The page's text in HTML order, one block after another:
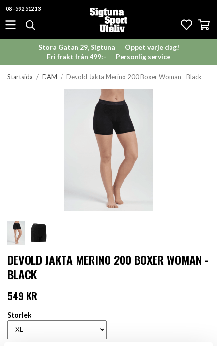
08 - 592 512 13
Stora Gatan 29, Sigtuna
Öppet varje dag!
Fri frakt från 499:-
Personlig service
Startsida / DAM / Devold Jakta Merino 200 Boxer Woman - Black
DEVOLD JAKTA MERINO 200 BOXER WOMAN -
BLACK
549 KR
Storlek